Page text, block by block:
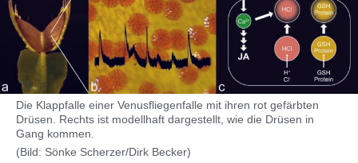
Die Klappfalle einer Venusfliegenfalle mit ihren rot gefärbten
Drüsen. Rechts ist modellhaft dargestellt, wie die Drüsen in
Gang kommen.
(Bild: Sönke Scherzer/Dirk Becker)